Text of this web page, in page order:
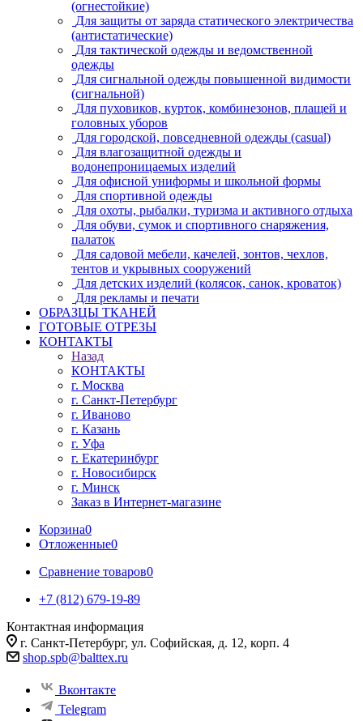
(огнестойкие)
Для защиты от заряда статического электричества
(антистатические)
Для тактической одежды и ведомственной
одежды
Для сигнальной одежды повышенной видимости
(сигнальной)
Для пуховиков, курток, комбинезонов, плащей и
головных уборов
Для городской, повседневной одежды (casual)
Для влагозащитной одежды и
водонепроницаемых изделий
Для офисной униформы и школьной формы
Для спортивной одежды
Для охоты, рыбалки, туризма и активного отдыха
Для обуви, сумок и спортивного снаряжения,
палаток
Для садовой мебели, качелей, зонтов, чехлов,
тентов и укрывных сооружений
Для детских изделий (колясок, санок, кроваток)
Для рекламы и печати
ОБРАЗЦЫ ТКАНЕЙ
ГОТОВЫЕ ОТРЕЗЫ
КОНТАКТЫ
Назад
КОНТАКТЫ
г. Москва
г. Санкт-Петербург
г. Иваново
г. Казань
г. Уфа
г. Екатеринбург
г. Новосибирск
г. Минск
Заказ в Интернет-магазине
Корзина0
Отложенные0
Сравнение товаров0
+7 (812) 679-19-89
Контактная информация
г. Санкт-Петербург, ул. Софийская, д. 12, корп. 4
shop.spb@balttex.ru
Вконтакте
Telegram